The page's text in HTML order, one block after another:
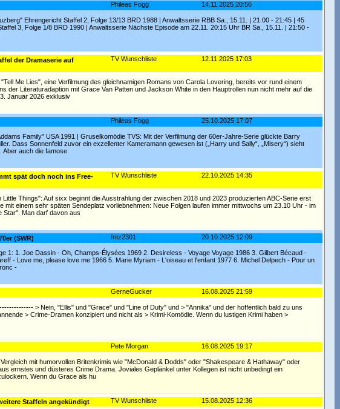
14.11.2025 20:56
Phileas Fogg
Ehrengericht Staffel 2, Folge 13/13 BRD 1988 | Anwaltsserie RBB Sa., 15.11. | 21:00 - 21:45 | 45
3, Folge 1/8 BRD 1990 | Anwaltsserie Nächste Episode am 22.11. 20:15 Uhr BR Sa., 15.11. | 21:50 -
12.11.2025 17:03
TV Wunschliste
der Dramaserie auf
Me Lies", eine Verfilmung des gleichnamigen Romans von Carola Lovering, bereits vor rund einem
der Literaturadaption mit Grace Van Patten und Jackson White in den Hauptrollen nun nicht mehr auf die
Januar 2026 exklusiv
25.10.2025 17:07
Phileas Fogg
Family" USA 1991 | Gruselkomödie TVS: Mit der Verfilmung der 60er-Jahre-Serie glückte Barry
Dass Sonnenfeld zuvor ein exzellenter Kameramann gewesen ist („Harry und Sally“, „Misery“) sieht
Aber auch die famose
22.10.2025 14:35
TV Wunschliste
spät doch noch ins Free-
Things": Auf sixx beginnt die Ausstrahlung der zwischen 2018 und 2023 produzierten ABC-Serie erst
einem sehr späten Sendeplatz vorliebnehmen: Neue Folgen laufen immer mittwochs um 23.10 Uhr - im
Star". Man darf davon aus
20.10.2025 12:09
fritz2301
(SWR)
1: 1. Joe Dassin - Oh, Champs-Élysées 1969 2. Desireless - Voyage Voyage 1986 3. Gilbert Bécaud -
- Love me, please love me 1966 5. Marie Myriam - L'oiseau et l'enfant 1977 6. Michel Delpech - Pour un
-
16.08.2025 21:59
GerneGucker
> Nein, "Ellis" und "Grace" und "Line of Duty" und > "Annika" und der hoffentlich bald zu uns
> Crime-Dramen konzipiert und nicht als > Krimi-Komödie. Wenn du lustigen Krimi haben >
16.08.2025 19:17
Pete Morgan
mit humorvollen Britenkrimis wie "McDonald & Dodds" oder "Shakespeare & Hathaway" oder
ernstes und düsteres Crime Drama. Joviales Geplänkel unter Kollegen ist nicht unbedingt ein
Wenn du Grace als hu
15.08.2025 12:36
TV Wunschliste
Staffeln angekündigt